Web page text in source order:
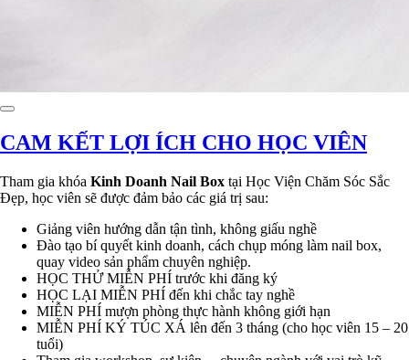
CAM KẾT LỢI ÍCH CHO HỌC VIÊN
Tham gia khóa Kinh Doanh Nail Box tại Học Viện Chăm Sóc Sắc
Đẹp, học viên sẽ được đảm bảo các giá trị sau:
Giảng viên hướng dẫn tận tình, không giấu nghề
Đào tạo bí quyết kinh doanh, cách chụp móng làm nail box,
quay video sản phẩm chuyên nghiệp.
HỌC THỬ MIỄN PHÍ trước khi đăng ký
HỌC LẠI MIỄN PHÍ đến khi chắc tay nghề
MIỄN PHÍ mượn phòng thực hành không giới hạn
MIỄN PHÍ KÝ TÚC XÁ lên đến 3 tháng (cho học viên 15 – 20
tuổi)